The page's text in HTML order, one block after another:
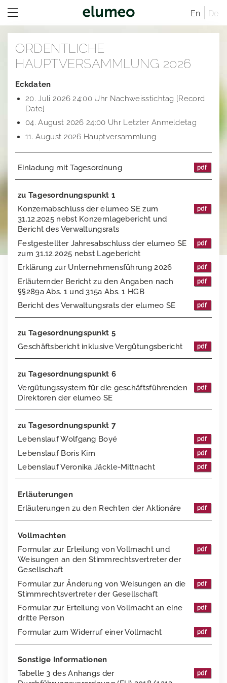
En De
Vertriebskanäle
Unternehmensstruktur
Standorte
Verwaltungsrat
Geschäftsordnung
Geschäftsführende Direktoren
Nachhaltigkeit
Juwelo
Amayani
Investor Relations
Investor Relations Übersicht
Unternehmen
Vertriebskanäle
Geschäftsordnung
Vergütungsbericht
Satzung der elumeo SE
Vergangene Entsprechenserklärungen
Mitteilungen
Ad-Hoc-Publikationen
Stimmrechtsmitteilungen
Directors Dealings
Research
Finanzkalender
Publikationen
Finanzberichte
Präsentationen & Webcasts
Hauptversammlung
2025
2023
2022
2021
2020
Außerordentliche Hauptversammlung 2018
2017
Ansprechpartner
Pressemeldungen
Downloads
Logos
Gründer von elumeo
Edelsteine
Vertriebskanäle
Pressekontakt
Impressum
elumeo SE | Datenschutz
ORDENTLICHE
HAUPTVERSAMMLUNG 2026
Eckdaten
20. Juli 2026 24:00 Uhr Nachweisstichtag [Record
Date]
04. August 2026 24:00 Uhr Letzter Anmeldetag
11. August 2026 Hauptversammlung
Einladung mit Tagesordnung
zu Tagesordnungspunkt 1
Konzernabschluss der elumeo SE zum
31.12.2025 nebst Konzernlagebericht und
Bericht des Verwaltungsrats
Festgestellter Jahresabschluss der elumeo SE
zum 31.12.2025 nebst Lagebericht
Erklärung zur Unternehmensführung 2026
Erläuternder Bericht zu den Angaben nach
§§289a Abs. 1 und 315a Abs. 1 HGB
Bericht des Verwaltungsrats der elumeo SE
zu Tagesordnungspunkt 5
Geschäftsbericht inklusive Vergütungsbericht
zu Tagesordnungspunkt 6
Vergütungssystem für die geschäftsführenden
Direktoren der elumeo SE
zu Tagesordnungspunkt 7
Lebenslauf Wolfgang Boyé
Lebenslauf Boris Kirn
Lebenslauf Veronika Jäckle-Mittnacht
Erläuterungen
Erläuterungen zu den Rechten der Aktionäre
Vollmachten
Formular zur Erteilung von Vollmacht und
Weisungen an den Stimmrechtsvertreter der
Gesellschaft
Formular zur Änderung von Weisungen an die
Stimmrechtsvertreter der Gesellschaft
Formular zur Erteilung von Vollmacht an eine
dritte Person
Formular zum Widerruf einer Vollmacht
Sonstige Informationen
Tabelle 3 des Anhangs der